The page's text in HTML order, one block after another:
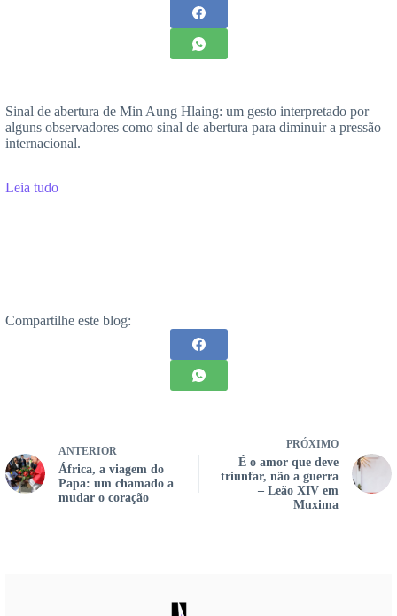
Sinal de abertura de Min Aung Hlaing: um gesto interpretado por
alguns observadores como sinal de abertura para diminuir a pressão
internacional.
Leia tudo
Compartilhe este blog:
ANTERIOR
África, a viagem do
Papa: um chamado a
mudar o coração
PRÓXIMO
É o amor que deve
triunfar, não a guerra
– Leão XIV em
Muxima